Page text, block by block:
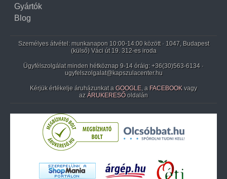
Gyártók
Blog
Személyes átvétel: munkanapon 10:00-14:00 között · 1047, Budapest
(külső) Váci út 19. 312-es iroda
Ügyfélszolgálat minden hétköznap 9-14 óráig: +36(30)563-6134 ·
ugyfelszolgalat@kapszulacenter.hu
Kérjük értékelje áruházunkat a GOOGLE, a FACEBOOK vagy
az ÁRUKERESŐ oldalán